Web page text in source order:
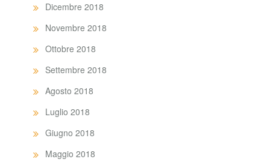
Dicembre 2018
Novembre 2018
Ottobre 2018
Settembre 2018
Agosto 2018
Luglio 2018
Giugno 2018
Maggio 2018